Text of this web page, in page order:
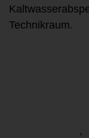
Technikraum.
,